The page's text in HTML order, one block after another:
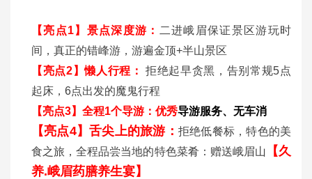
【亮点1】景点深度游： 二进峨眉保证景区游玩时
间，真正的错峰游，游遍金顶+半山景区
【亮点2】懒人行程：
拒绝起早贪黑，告别常规5点
起床，6点出发的魔鬼行程
【亮点3】全程1个导游：优秀导游服务、无车消
【亮点4】舌尖上的旅游： 拒绝低餐标，特色的美
食之旅，全程品尝当地的特色菜肴：赠送峨眉山
【久
养.峨眉药膳养生宴】